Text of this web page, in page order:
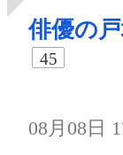
俳優の
45
08月08日